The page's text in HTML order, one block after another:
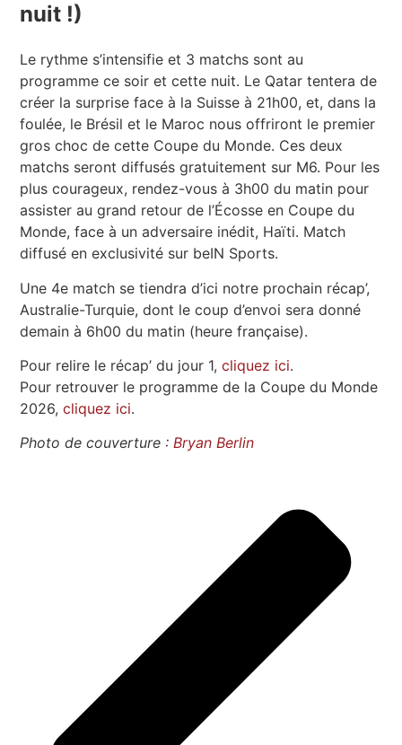
nuit !)
Le rythme s’intensifie et 3 matchs sont au
programme ce soir et cette nuit. Le Qatar tentera de
créer la surprise face à la Suisse à 21h00, et, dans la
foulée, le Brésil et le Maroc nous offriront le premier
gros choc de cette Coupe du Monde. Ces deux
matchs seront diffusés gratuitement sur M6. Pour les
plus courageux, rendez-vous à 3h00 du matin pour
assister au grand retour de l’Écosse en Coupe du
Monde, face à un adversaire inédit, Haïti. Match
diffusé en exclusivité sur beIN Sports.
Une 4e match se tiendra d’ici notre prochain récap’,
Australie-Turquie, dont le coup d’envoi sera donné
demain à 6h00 du matin (heure française).
Pour relire le récap’ du jour 1,cliquez ici.
Pour retrouver le programme de la Coupe du Monde
2026,cliquez ici.
Photo de couverture :Bryan Berlin